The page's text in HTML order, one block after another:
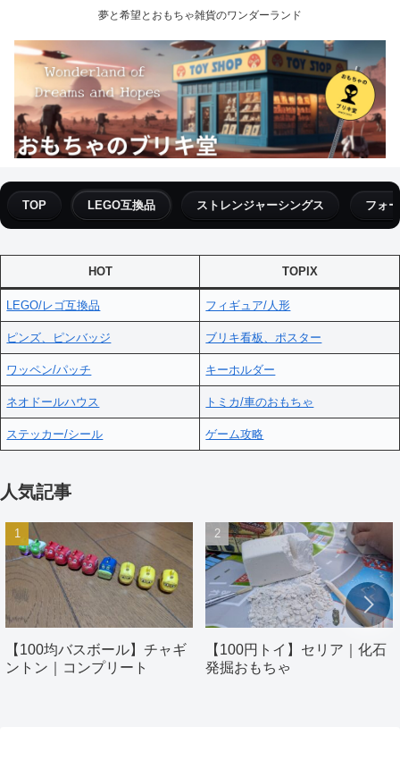
夢と希望とおもちゃ雑貨のワンダーランド
TOP LEGO互換品 ストレンジャーシングス フォ
HOT TOPIX
LEGO/レゴ互換品 フィギュア/人形
ピンズ、ピンバッジ ブリキ看板、ポスター
ワッペン/パッチ キーホルダー
ネオドールハウス トミカ/車のおもちゃ
ステッカー/シール ゲーム攻略
人気記事
【100均バスボール】チャギ
ントン｜コンプリート
【100円トイ】セリア｜化石
発掘おもちゃ